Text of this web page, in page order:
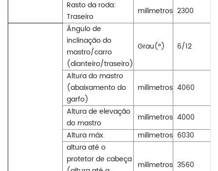
Rasto da roda:
Traseiro
milímetros 2300
Ângulo de
inclinação do
mastro/carro
(dianteiro/traseiro)
Grau(°) 6/12
Altura do mastro
(abaixamento do
garfo)
milímetros 4060
Altura de elevação
do mastro
milímetros 4000
Altura máx.
milímetros 6030
altura até o
protetor de cabeça
milímetros 3560